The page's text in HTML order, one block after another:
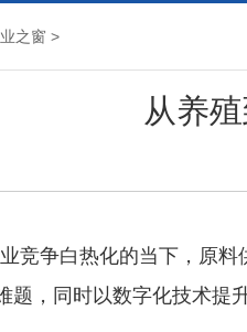
之窗 >
从养
竞争白热化的当下，原
题，同时以数字化技术